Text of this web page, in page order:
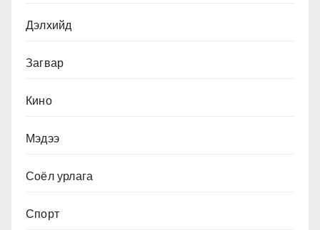
Дэлхийд
Загвар
Кино
Мэдээ
Соёл урлага
Спорт